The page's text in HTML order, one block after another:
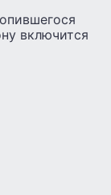
включится